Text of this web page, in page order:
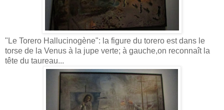
"Le Torero Hallucinogène": la figure du torero est dans le
torse de la Venus à la jupe verte; à gauche,on reconnaît la
tête du taureau...